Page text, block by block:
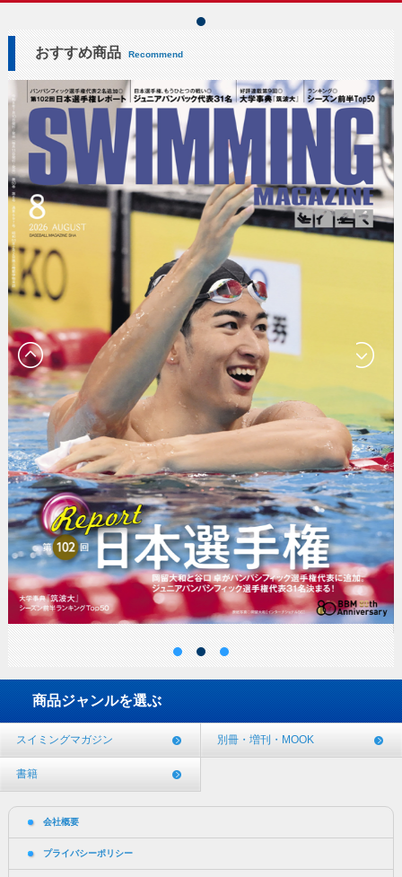
おすすめ商品 Recommend
商品ジャンルを選ぶ
スイミングマガジン 別冊・増刊・MOOK
書籍
会社概要
プライバシーポリシー